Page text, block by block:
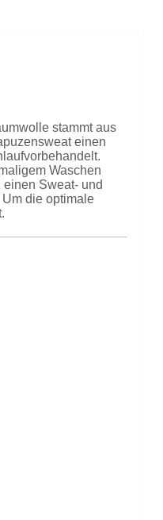
stammt aus
einen
Waschen
Sweat- und
die optimale